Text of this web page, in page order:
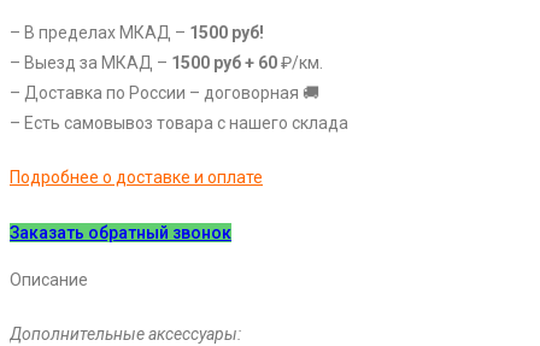
– В пределах МКАД – 1500 руб!
– Выезд за МКАД – 1500 руб + 60₽/км.
– Доставка по России – договорная 🚚
– Есть самовывоз товара с нашего склада
Подробнее о доставке и оплате
Заказать обратный звонок
Описание
Дополнительные аксессуары: